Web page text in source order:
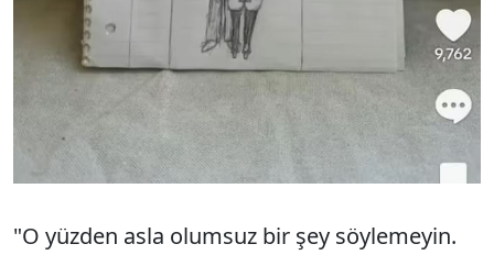
"O yüzden asla olumsuz bir şey söylemeyin.